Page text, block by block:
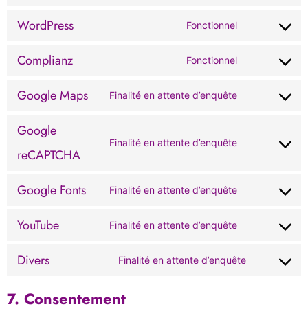
WordPress Fonctionnel
Complianz Fonctionnel
Google Maps Finalité en attente d’enquête
Google
reCAPTCHA
Finalité en attente d’enquête
Google Fonts Finalité en attente d’enquête
YouTube Finalité en attente d’enquête
Divers Finalité en attente d’enquête
7. Consentement